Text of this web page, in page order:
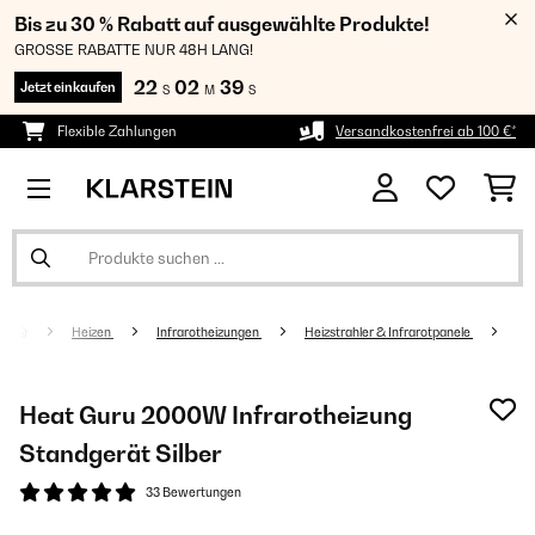
Bis zu 30 % Rabatt auf ausgewählte Produkte!
GROSSE RABATTE NUR 48H LANG!
Jetzt einkaufen 22 S 02 M 39 S
Flexible Zahlungen Versandkostenfrei ab 100 €*
Heizen Infrarotheizungen Heizstrahler & Infrarotpanele
Heat Guru 2000W Infrarotheizung
Standgerät​ Silber
33 Bewertungen